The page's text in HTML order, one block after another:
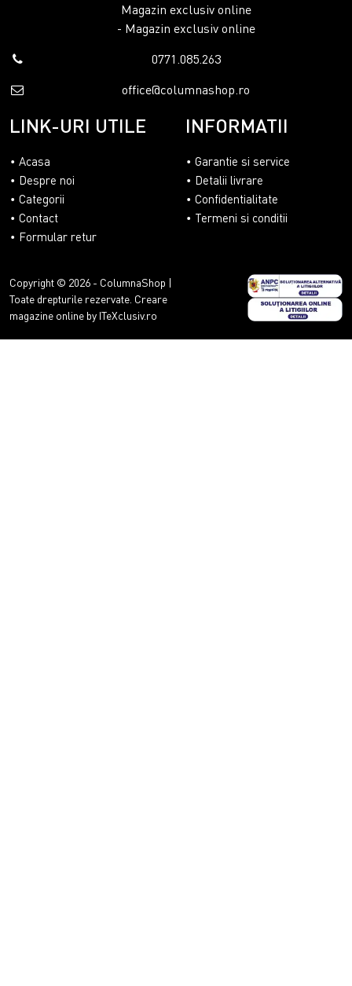
Magazin exclusiv online
- Magazin exclusiv online
0771.085.263
office@columnashop.ro
LINK-URI UTILE
Acasa
Despre noi
Categorii
Contact
Formular retur
INFORMATII
Garantie si service
Detalii livrare
Confidentialitate
Termeni si conditii
Copyright © 2026 - ColumnaShop |
Toate drepturile rezervate. Creare
magazine online by ITeXclusiv.ro